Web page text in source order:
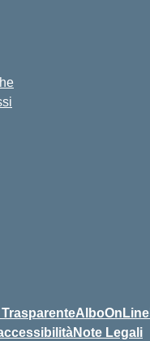
AlboOnLine
Note Legali